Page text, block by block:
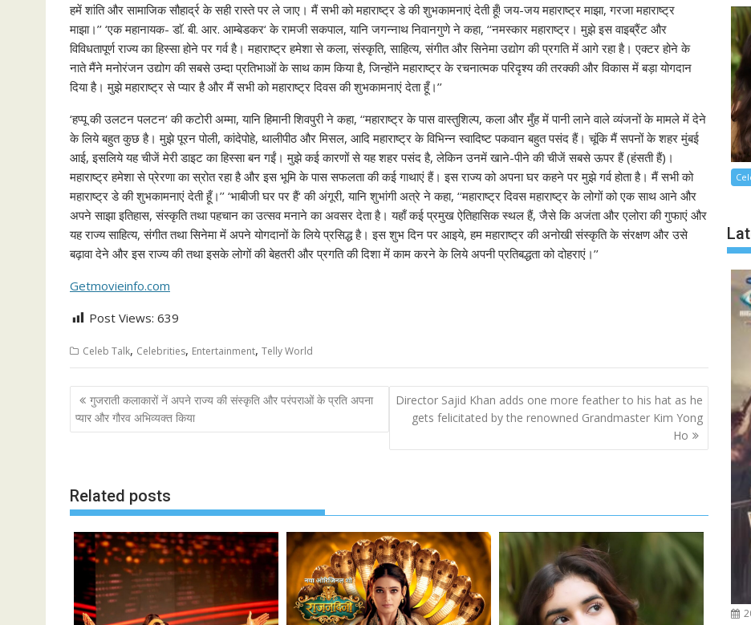
हमें शांति और सामाजिक सौहार्द्र के सही रास्ते पर ले जाए। मैं सभी को महाराष्ट्र डे की शुभकामनाएं देती हूँ! जय-जय महाराष्ट्र माझा, गरजा महाराष्ट्र
माझा।’’ ‘एक महानायक- डाॅ. बी. आर. आम्बेडकर‘ के रामजी सकपाल, यानि जगन्नाथ निवानगुणे ने कहा, ‘‘नमस्कार महाराष्ट्र। मुझे इस वाइब्रैंट और
विविधतापूर्ण राज्य का हिस्सा होने पर गर्व है। महाराष्ट्र हमेशा से कला, संस्कृति, साहित्य, संगीत और सिनेमा उद्योग की प्रगति में आगे रहा है। एक्टर होने के
नाते मैंने मनोरंजन उद्योग की सबसे उम्दा प्रतिभाओं के साथ काम किया है, जिन्होंने महाराष्ट्र के रचनात्मक परिदृश्य की तरक्की और विकास में बड़ा योगदान
दिया है। मुझे महाराष्ट्र से प्यार है और मैं सभी को महाराष्ट्र दिवस की शुभकामनाएं देता हूँ।’’
‘हप्पू की उलटन पलटन‘ की कटोरी अम्मा, यानि हिमानी शिवपुरी ने कहा, ‘‘महाराष्ट्र के पास वास्तुशिल्प, कला और मुँह में पानी लाने वाले व्यंजनों के मामले में देने
के लिये बहुत कुछ है। मुझे पूरन पोली, कांदेपोहे, थालीपीठ और मिसल, आदि महाराष्ट्र के विभिन्न स्वादिष्ट पकवान बहुत पसंद हैं। चूंकि मैं सपनों के शहर मुंबई
आई, इसलिये यह चीजें मेरी डाइट का हिस्सा बन गईं। मुझे कई कारणों से यह शहर पसंद है, लेकिन उनमें खाने-पीने की चीजें सबसे ऊपर हैं (हंसती हैं)।
महाराष्ट्र हमेशा से प्रेरणा का स्रोत रहा है और इस भूमि के पास सफलता की कई गाथाएं हैं। इस राज्य को अपना घर कहने पर मुझे गर्व होता है। मैं सभी को
महाराष्ट्र डे की शुभकामनाएं देती हूँ।’’ ‘भाबीजी घर पर हैं‘ की अंगूरी, यानि शुभांगी अत्रे ने कहा, ‘‘महाराष्ट्र दिवस महाराष्ट्र के लोगों को एक साथ आने और
अपने साझा इतिहास, संस्कृति तथा पहचान का उत्सव मनाने का अवसर देता है। यहाँ कई प्रमुख ऐतिहासिक स्थल हैं, जैसे कि अजंता और एलोरा की गुफाएं और
यह राज्य साहित्य, संगीत तथा सिनेमा में अपने योगदानों के लिये प्रसिद्ध है। इस शुभ दिन पर आइये, हम महाराष्ट्र की अनोखी संस्कृति के संरक्षण और उसे
बढ़ावा देने और इस राज्य की तथा इसके लोगों की बेहतरी और प्रगति की दिशा में काम करने के लिये अपनी प्रतिबद्धता को दोहराएं।’’
Getmovieinfo.com
Post Views: 639
Celeb Talk, Celebrities, Entertainment, Telly World
Post
navigation
गुजराती कलाकारों नें अपने राज्य की संस्कृति और परंपराओं के प्रति अपना
प्यार और गौरव अभिव्यक्त किया
Director Sajid Khan adds one more feather to his hat as he
gets felicitated by the renowned Grandmaster Kim Yong
Ho
Related posts